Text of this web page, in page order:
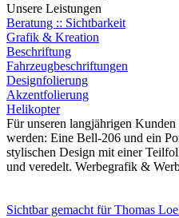
Unsere Leistungen
Beratung :: Sichtbarkeit
Grafik & Kreation
Beschriftung
Fahrzeugbeschriftungen
Designfolierung
Akzentfolierung
Helikopter
Für unseren langjährigen
werden: Eine Bell-206 und ein
stylischen Design mit einer
und veredelt. Werbegrafik &
Sichtbar gemacht fürThomas